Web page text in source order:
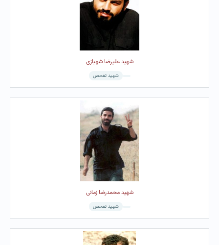
شهید علیرضا شهبازی
شهید تفحص
شهید محمدرضا زمانی
شهید تفحص